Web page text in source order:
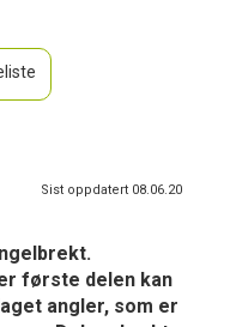
Sist oppdatert 08.06.20
første delen kan
angler, som er